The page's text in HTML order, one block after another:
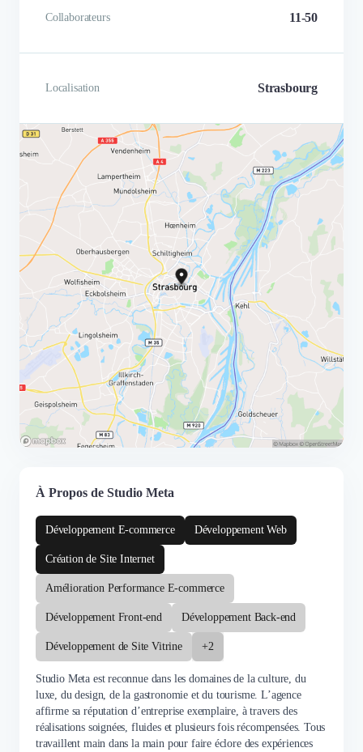
Collaborateurs 11-50
Localisation Strasbourg
À Propos de Studio Meta
Développement E-commerce Développement Web
Création de Site Internet
Amélioration Performance E-commerce
Développement Front-end Développement Back-end
Développement de Site Vitrine +2
Studio Meta est reconnue dans les domaines de la culture, du
luxe, du design, de la gastronomie et du tourisme. L’agence
affirme sa réputation d’entreprise exemplaire, à travers des
réalisations soignées, fluides et plusieurs fois récompensées. Tous
travaillent main dans la main pour faire éclore des expériences